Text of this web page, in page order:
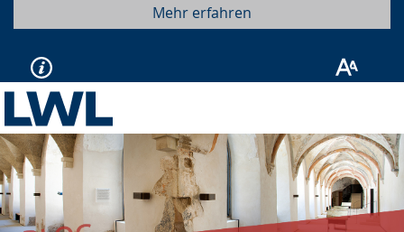
Mehr erfahren